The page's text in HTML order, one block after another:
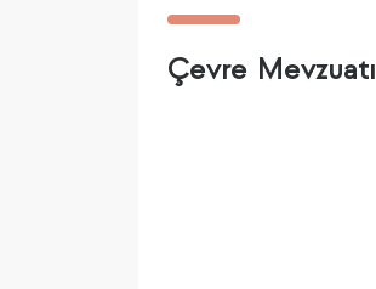
Çevre Mevzuatı